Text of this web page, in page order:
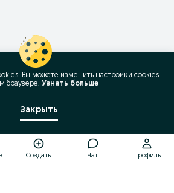
Создать Чат Профиль
Вы можете изменить настройки cookies
браузере. Узнать больше
Закрыть